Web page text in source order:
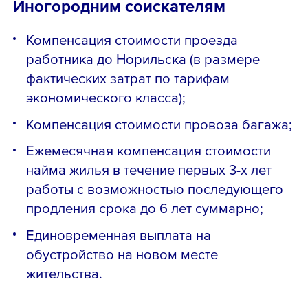
Иногородним соискателям
Компенсация стоимости проезда
работника до Норильска (в размере
фактических затрат по тарифам
экономического класса);
Компенсация стоимости провоза багажа;
Ежемесячная компенсация стоимости
найма жилья в течение первых 3-х лет
работы с возможностью последующего
продления срока до 6 лет суммарно;
Единовременная выплата на
обустройство на новом месте
жительства.